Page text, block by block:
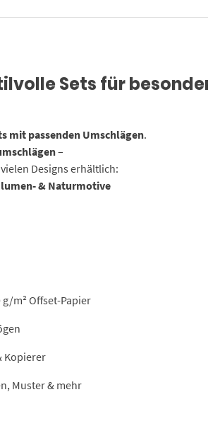
Design-
90
Sets für
mit passenden Umschlägen.
–
Designs erhältlich:
& Naturmotive
g/m² Offset-Papier
Kopierer
Muster & mehr